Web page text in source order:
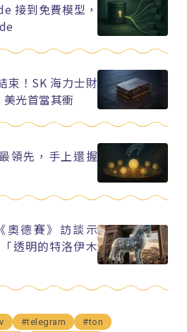
接到免費模型，
束！SK 海力士財
光首當其衝
領先，手上還握
奧德賽》訪談示
透明的特洛伊木
#telegram
#ton